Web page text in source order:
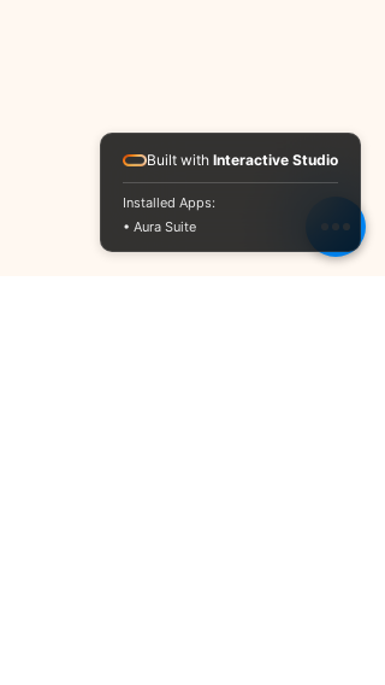
Built with Interactive Studio
Installed Apps:
• Aura Suite